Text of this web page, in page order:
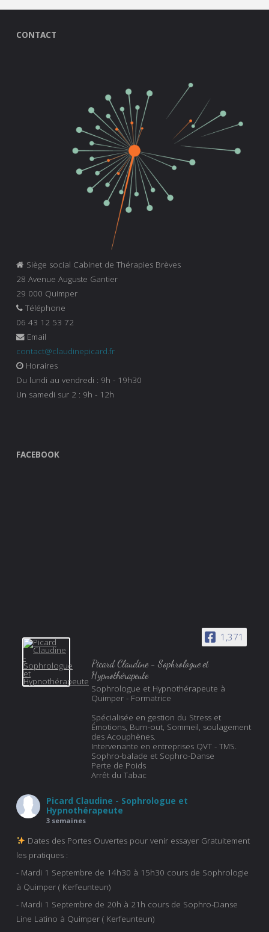
CONTACT
Siège social Cabinet de Thérapies Brèves
28 Avenue Auguste Gantier
29 000 Quimper
Téléphone
06 43 12 53 72
Email
contact@claudinepicard.fr
Horaires
Du lundi au vendredi : 9h - 19h30
Un samedi sur 2 : 9h - 12h
FACEBOOK
1,371
Picard Claudine - Sophrologue et
Hypnothérapeute
Sophrologue et Hypnothérapeute à
Quimper - Formatrice
Spécialisée en gestion du Stress et
Émotions, Burn-out, Sommeil, soulagement
des Acouphènes.
Intervenante en entreprises QVT - TMS.
Sophro-balade et Sophro-Danse
Perte de Poids
Arrêt du Tabac
Picard Claudine - Sophrologue et
Hypnothérapeute
3 semaines
Dates des Portes Ouvertes pour venir essayer Gratuitement
les pratiques :
- Mardi 1 Septembre de 14h30 à 15h30 cours de Sophrologie
à Quimper ( Kerfeunteun)
- Mardi 1 Septembre de 20h à 21h cours de Sophro-Danse
Line Latino à Quimper ( Kerfeunteun)